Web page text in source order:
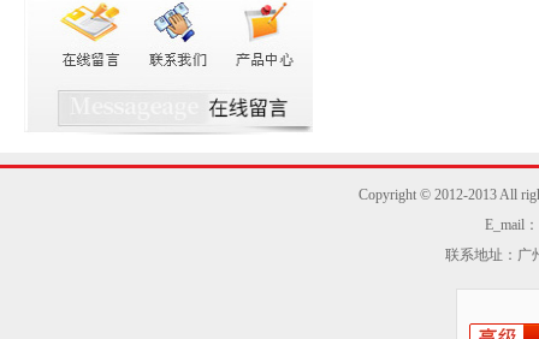
Copyright © 2012-2013 All
E_mail
联系地址：广